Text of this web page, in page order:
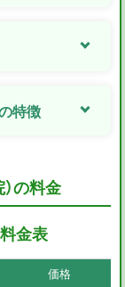
特徴
の料金
金表
価格